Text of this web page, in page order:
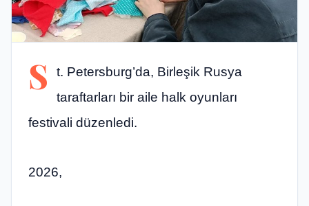
S
t. Petersburg’da, Birleşik Rusya
taraftarları bir aile halk oyunları
festivali düzenledi.
2026,